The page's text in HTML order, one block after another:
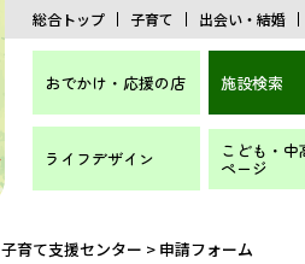
総合トップ 子育て 出会い・結婚
おでかけ・応援の店 施設検索
ライフデザイン こども・中
ページ
子育て支援センター > 申請フォーム